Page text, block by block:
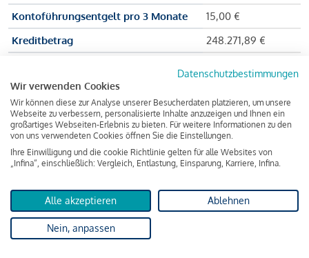
Kontoführungsentgelt pro 3 Monate
15,00 €
Kreditbetrag
248.271,89 €
Zu zahlender Gesamtbetrag
Kreditvermittler
INFINA Credit
Broker GmbH
von 237.000 Euro ausgezahlt, um die Wohnung zu kaufen.
Darüber hinaus fallen aber noch einige Gebühren an (z. B. die
Grundbucheintragungsgebühr), sodass die Bank den
Datenschutzbestimmungen
Wir verwenden Cookies
Wir können diese zur Analyse unserer Besucherdaten platzieren, um unsere
Webseite zu verbessern, personalisierte Inhalte anzuzeigen und Ihnen ein
großartiges Webseiten-Erlebnis zu bieten. Für weitere Informationen zu den
von uns verwendeten Cookies öffnen Sie die Einstellungen.
Ihre Einwilligung und die cookie Richtlinie gelten für alle Websites von
„Infina“, einschließlich: Vergleich, Entlastung, Einsparung, Karriere, Infina.
Alle akzeptieren Ablehnen
Nein, anpassen